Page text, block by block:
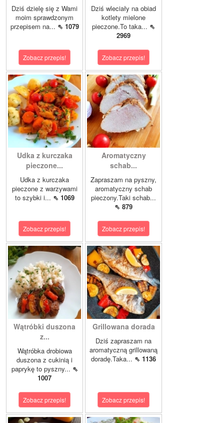
Dziś dzielę się z Wami
moim sprawdzonym
przepisem na... ⇖ 1079
Zobacz przepis!
Dziś wleciały na obiad
kotlety mielone
pieczone.To taka... ⇖
2969
Zobacz przepis!
Udka z kurczaka
pieczone...
Udka z kurczaka
pieczone z warzywami
to szybki i... ⇖ 1069
Zobacz przepis!
Aromatyczny
schab...
Zapraszam na pyszny,
aromatyczny schab
pieczony.Taki schab...
⇖ 879
Zobacz przepis!
Wątróbki duszona
z...
Wątróbka drobiowa
duszona z cukinią i
paprykę to pyszny... ⇖
1007
Zobacz przepis!
Grillowana dorada
Dziś zapraszam na
aromatyczną grillowaną
doradę.Taka... ⇖ 1136
Zobacz przepis!